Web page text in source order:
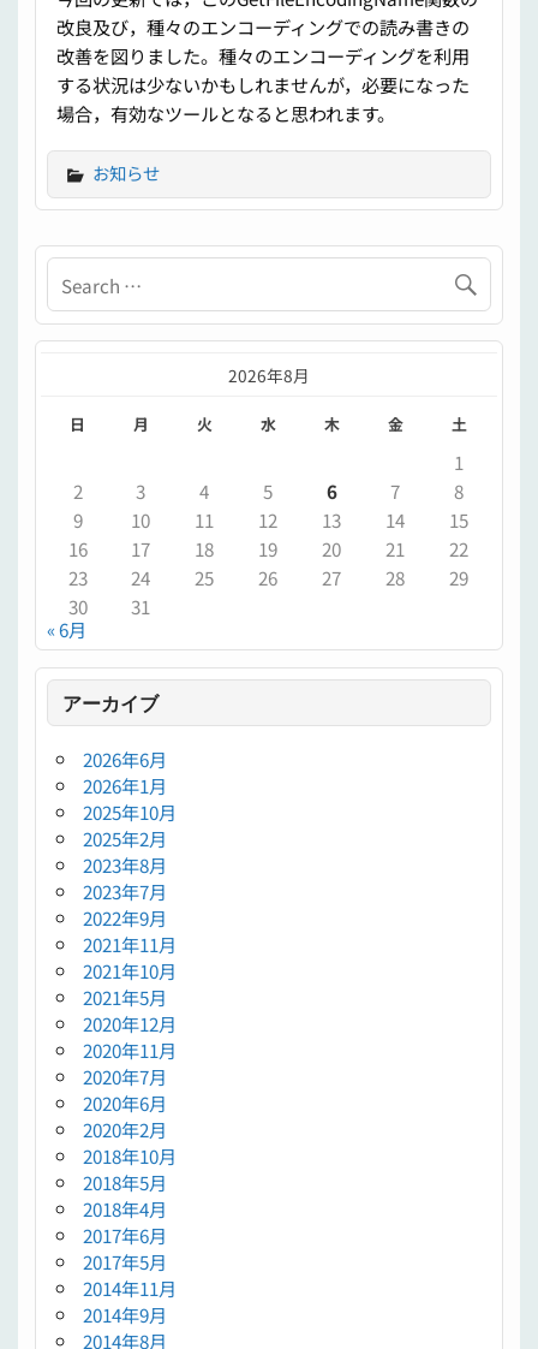
改良及び，種々のエンコーディングでの読み書きの
改善を図りました。種々のエンコーディングを利用
する状況は少ないかもしれませんが，必要になった
場合，有効なツールとなると思われます。
お知らせ
2026年8月
日 月 火 水 木 金 土
1
2
3 4 5 6 7
8
9
10 11 12 13 14
15
16
17 18 19 20 21
22
23
24 25 26 27 28
29
30
31
« 6月
アーカイブ
2026年6月
2026年1月
2025年10月
2025年2月
2023年8月
2023年7月
2022年9月
2021年11月
2021年10月
2021年5月
2020年12月
2020年11月
2020年7月
2020年6月
2020年2月
2018年10月
2018年5月
2018年4月
2017年6月
2017年5月
2014年11月
2014年9月
2014年8月